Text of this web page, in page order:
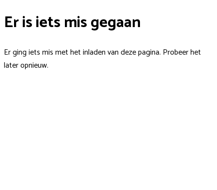
Er is iets mis gegaan
Er ging iets mis met het inladen van deze pagina. Probeer het
later opnieuw.